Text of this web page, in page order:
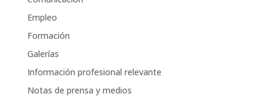
Empleo
Formación
Galerías
Información profesional relevante
Notas de prensa y medios